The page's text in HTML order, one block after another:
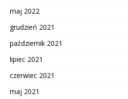
maj 2022
grudzień 2021
październik 2021
lipiec 2021
czerwiec 2021
maj 2021